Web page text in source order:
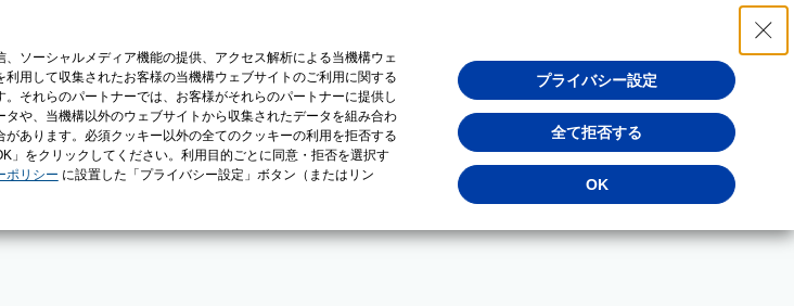
ソーシャルメディア機能の提供、アクセス解析による当機構ウェ
用して収集されたお客様の当機構ウェブサイトのご利用に関する
それらのパートナーでは、お客様がそれらのパートナーに提供し
や、当機構以外のウェブサイトから収集されたデータを組み合わ
あります。必須クッキー以外の全てのクッキーの利用を拒否する
」をクリックしてください。利用目的ごとに同意・拒否を選択す
ポリシー に設置した「プライバシー設定」ボタン（またはリン
プライバシー設定
全て拒否する
OK